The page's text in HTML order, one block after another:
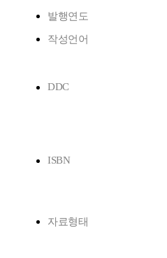
발행연도
작성언어
DDC
ISBN
자료형태